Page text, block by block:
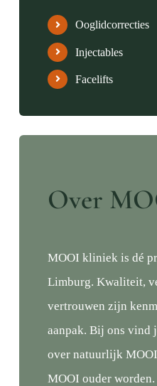
Ooglidcorrecties
Injectables
Facelifts
Over
MOOI kliniek is dé
Limburg. Kwaliteit,
vertrouwen zijn
aanpak. Bij ons vind
over natuurlijk
MOOI ouder worden.